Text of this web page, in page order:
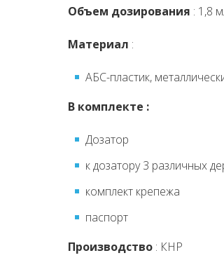
Объем дозирования : 1,8
Материал :
АБС-пластик,
В комплекте :
Дозатор
к дозатору 3 различных
комплект крепежа
паспорт
Производство : КНР